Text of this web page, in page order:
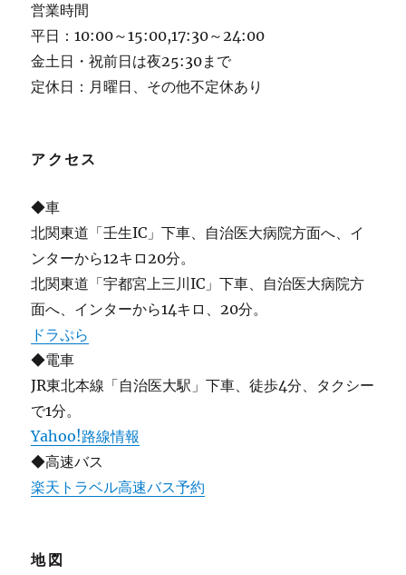
営業時間
平日：10:00～15:00,17:30～24:00
金土日・祝前日は夜25:30まで
定休日：月曜日、その他不定休あり
アクセス
◆車
北関東道「壬生IC」下車、自治医大病院方面へ、イ
ンターから12キロ20分。
北関東道「宇都宮上三川IC」下車、自治医大病院方
面へ、インターから14キロ、20分。
ドラぷら
◆電車
JR東北本線「自治医大駅」下車、徒歩4分、タクシー
で1分。
Yahoo!路線情報
◆高速バス
楽天トラベル高速バス予約
地図